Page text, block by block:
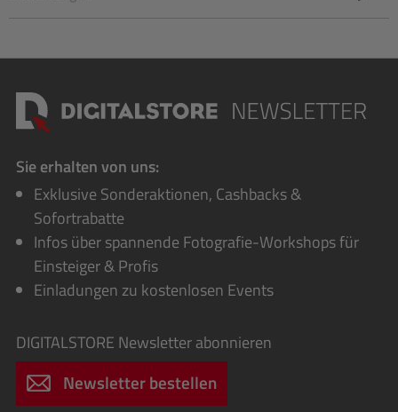
Sie erhalten von uns:
Exklusive Sonderaktionen, Cashbacks &
Sofortrabatte
Infos über spannende Fotografie-Workshops für
Einsteiger & Profis
Einladungen zu kostenlosen Events
DIGITALSTORE Newsletter abonnieren
Newsletter bestellen